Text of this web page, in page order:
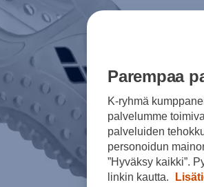
Parempaa
K-ryhmä
palvelumme
palveluiden
personoidun
”Hyväksy kaikki”.
linkin kautta.